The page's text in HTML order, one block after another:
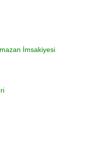
İmsakiyesi